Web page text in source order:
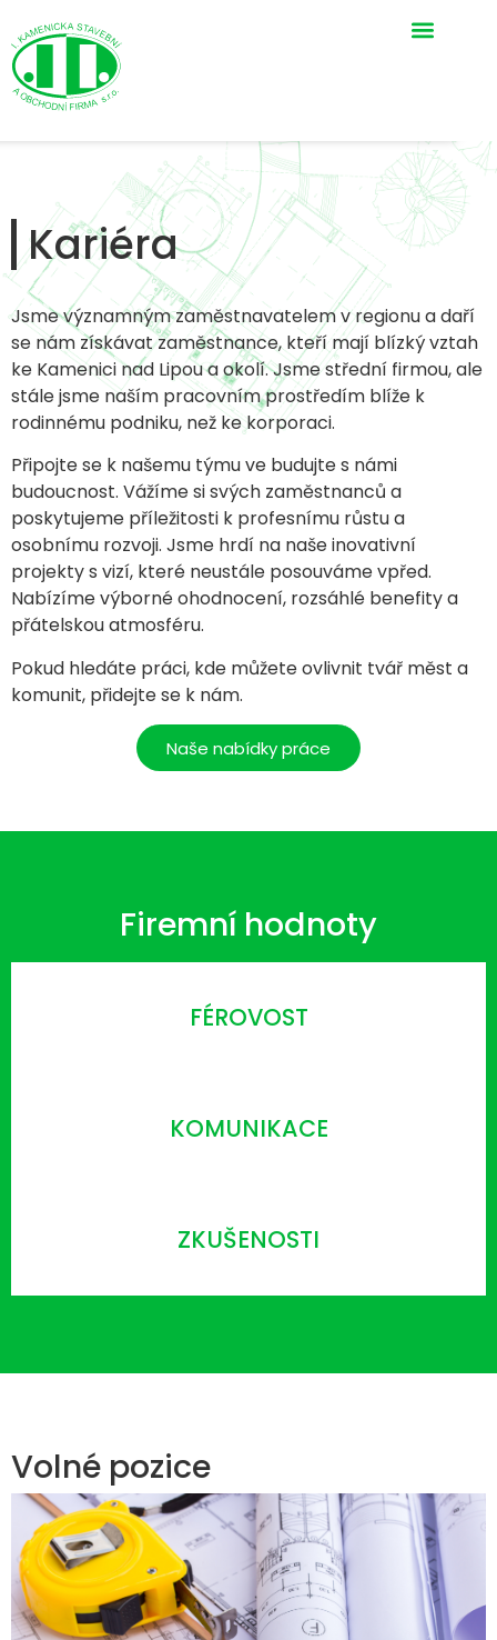
Kariéra
Jsme významným zaměstnavatelem v regionu a daří
se nám získávat zaměstnance, kteří mají blízký vztah
ke Kamenici nad Lipou a okolí. Jsme střední firmou, ale
stále jsme naším pracovním prostředím blíže k
rodinnému podniku, než ke korporaci.
Připojte se k našemu týmu ve budujte s námi
budoucnost. Vážíme si svých zaměstnanců a
poskytujeme příležitosti k profesnímu růstu a
osobnímu rozvoji. Jsme hrdí na naše inovativní
projekty s vizí, které neustále posouváme vpřed.
Nabízíme výborné ohodnocení, rozsáhlé benefity a
přátelskou atmosféru.
Pokud hledáte práci, kde můžete ovlivnit tvář měst a
komunit, přidejte se k nám.
Naše nabídky práce
Firemní hodnoty
FÉROVOST
KOMUNIKACE
ZKUŠENOSTI
Volné pozice